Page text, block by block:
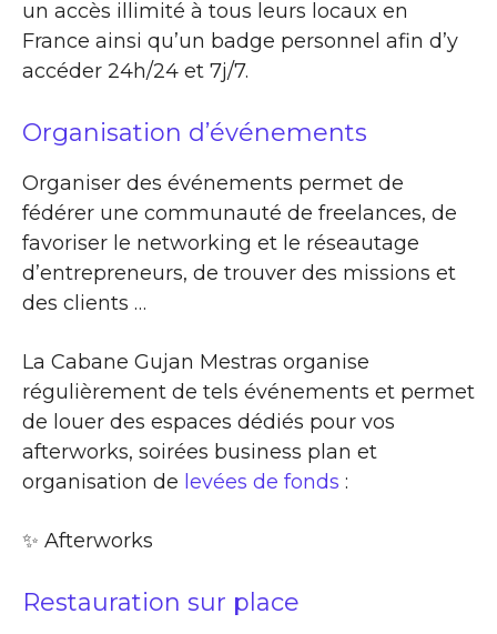
un accès illimité à tous leurs locaux en
France ainsi qu’un badge personnel afin d’y
accéder 24h/24 et 7j/7.
Organisation d’événements
Organiser des événements permet de
fédérer une communauté de freelances, de
favoriser le networking et le réseautage
d’entrepreneurs, de trouver des missions et
des clients …
La Cabane Gujan Mestras organise
régulièrement de tels événements et permet
de louer des espaces dédiés pour vos
afterworks, soirées business plan et
organisation de levées de fonds :
✨​ Afterworks
Restauration sur place